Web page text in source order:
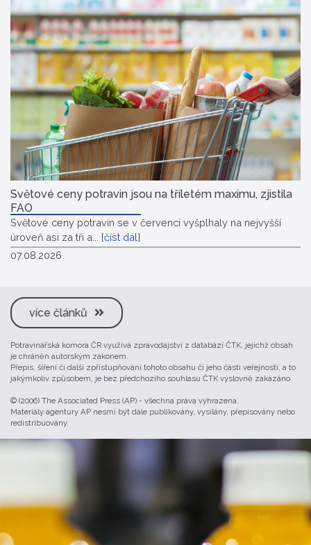
Světové ceny potravin jsou na tříletém maximu, zjistila
FAO
Světové ceny potravin se v červenci vyšplhaly na nejvyšší
úroveň asi za tři a... [číst dál]
07.08.2026
více článků
Potravinářská komora ČR využívá zpravodajství z databází ČTK, jejichž obsah
je chráněn autorským zákonem.
Přepis, šíření či další zpřístupňování tohoto obsahu či jeho části veřejnosti, a to
jakýmkoliv způsobem, je bez předchozího souhlasu ČTK výslovně zakázáno.
© (2006) The Associated Press (AP) - všechna práva vyhrazena.
Materiály agentury AP nesmí být dále publikovány, vysílány, přepisovány nebo
redistribuovány.